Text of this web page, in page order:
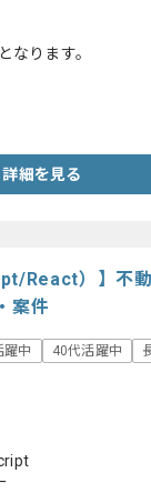
ります。
詳細を見る
React）】不
案件
躍中 40代活躍中